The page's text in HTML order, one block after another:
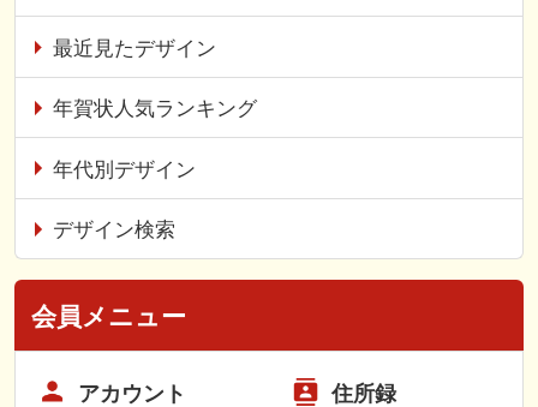
最近見たデザイン
年賀状人気ランキング
年代別デザイン
デザイン検索
会員メニュー
アカウント 住所録